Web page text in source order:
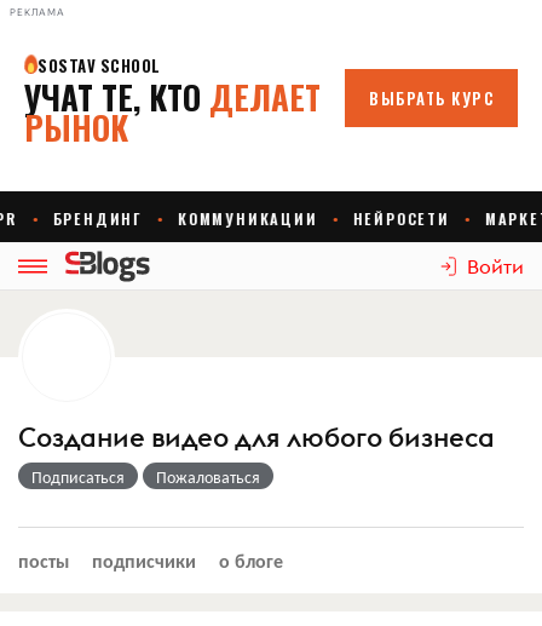
РЕКЛАМА
Войти
Создание видео для любого бизнеса
Подписаться Пожаловаться
посты подписчики о блоге